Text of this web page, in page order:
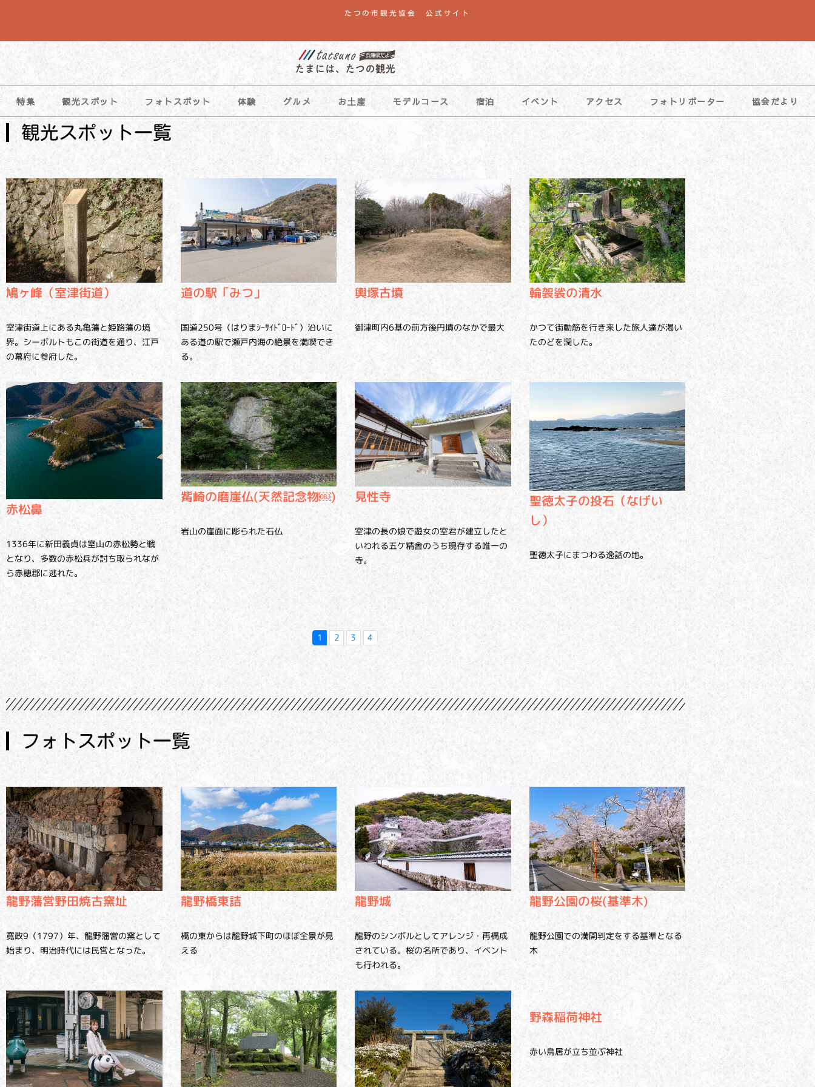
たつの市観光協会 公式サイト
特集 観光スポット フォトスポット 体験 グルメ お土産 モデルコース 宿泊 イベント アクセス フォトリポーター 協会だより
観光スポット一覧
鳩ヶ峰（室津街道）
室津街道上にある丸亀藩と姫路藩の境
界。シーボルトもこの街道を通り、江戸
の幕府に参府した。
道の駅「みつ」
国道250号（はりまｼｰｻｲﾄﾞﾛｰﾄﾞ）沿いに
ある道の駅で瀬戸内海の絶景を満喫でき
る。
輿塚古墳
御津町内6基の前方後円墳のなかで最大
輪袈裟の清水
かつて街動筋を行き来した旅人達が渇い
たのどを潤した。
赤松鼻
1336年に新田義貞は室山の赤松勢と戦
となり、多数の赤松兵が討ち取られなが
ら赤穂郡に逃れた。
觜崎の磨崖仏(天然記念物￼)
岩山の崖面に彫られた石仏
見性寺
室津の長の娘で遊女の室君が建立したと
いわれる五ケ精舎のうち現存する唯一の
寺。
聖徳太子の投石（なげい
し）
聖徳太子にまつわる逸話の地。
1 2 3 4
フォトスポット一覧
龍野藩営野田焼古窯址
寛政9（1797）年、龍野藩営の窯として
始まり、明治時代には民営となった。
龍野橋東詰
橋の東からは龍野城下町のほぼ全景が見
える
龍野城
龍野のシンボルとしてアレンジ・再構成
されている。桜の名所であり、イベント
も行われる。
龍野公園の桜(基準木)
龍野公園での満開判定をする基準となる
木
野森稲荷神社
赤い鳥居が立ち並ぶ神社